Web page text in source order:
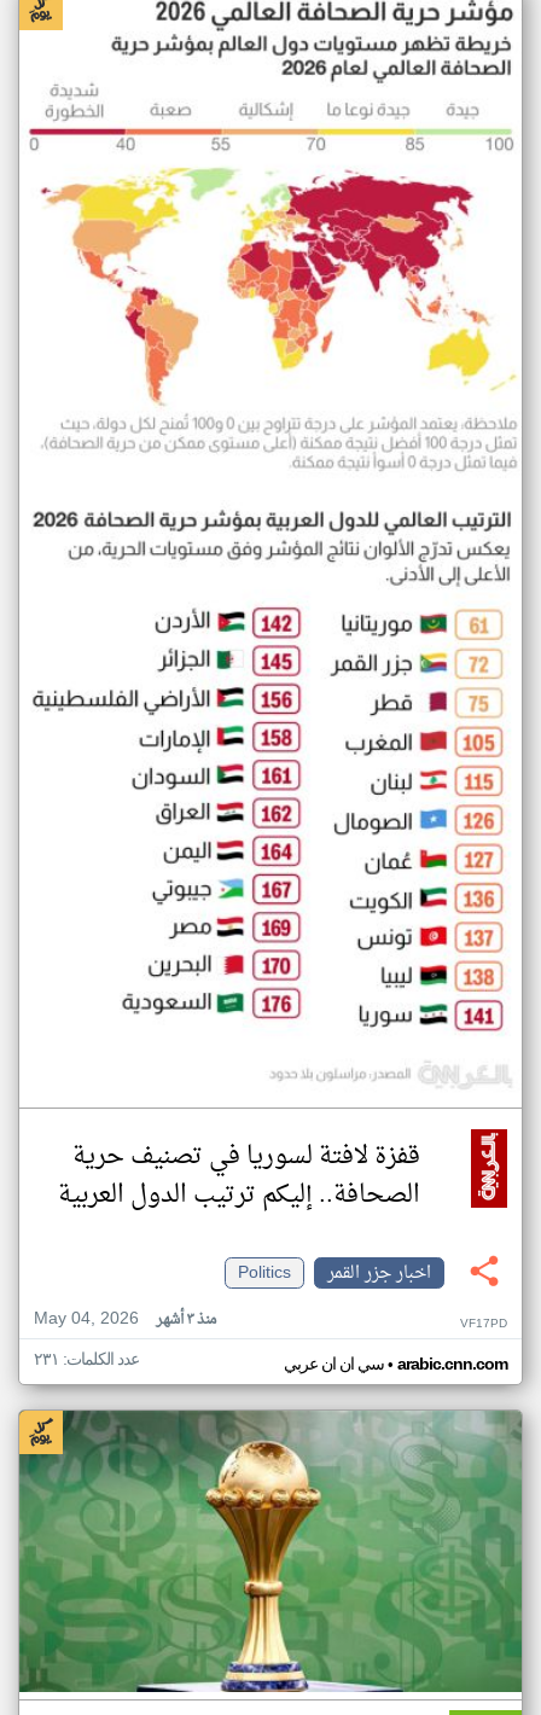
قفزة لافتة لسوريا في تصنيف حرية
الصحافة.. إليكم ترتيب الدول العربية
اخبار جزر القمر
Politics
May 04, 2026
منذ ٣ أشهر VF17PD
سي ان ان عربي• arabic.cnn.com عدد الكلمات: ٢٣١